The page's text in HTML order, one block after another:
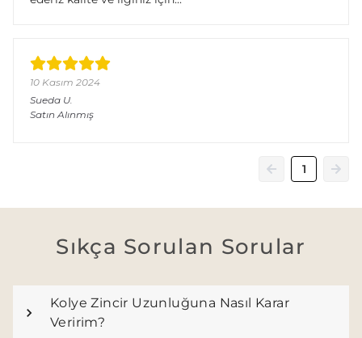
10 Kasım 2024
Sueda U.
Satın Alınmış
1
Sıkça Sorulan Sorular
Kolye Zincir Uzunluğuna Nasıl Karar
Veririm?